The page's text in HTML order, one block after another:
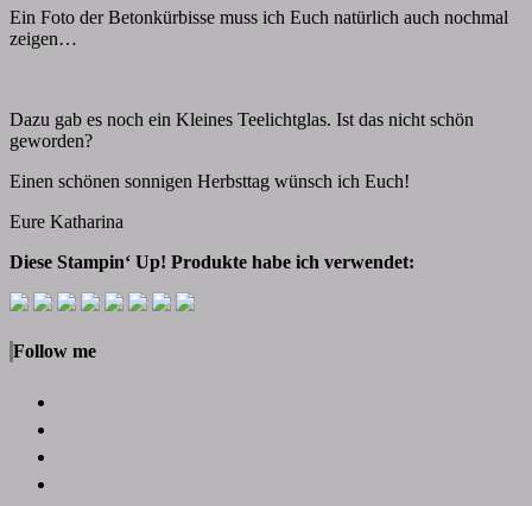
Ein Foto der Betonkürbisse muss ich Euch natürlich auch nochmal
zeigen…
Dazu gab es noch ein Kleines Teelichtglas. Ist das nicht schön
geworden?
Einen schönen sonnigen Herbsttag wünsch ich Euch!
Eure Katharina
Diese Stampin‘ Up! Produkte habe ich verwendet:
Follow me